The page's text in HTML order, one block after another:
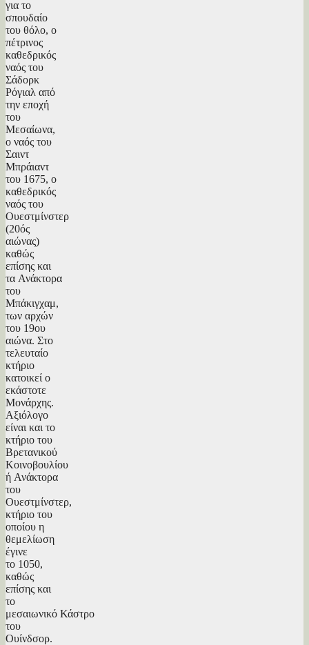
για το
σπουδαίο
του θόλο, ο
πέτρινος
καθεδρικός
ναός του
Σάδορκ
Ρόγιαλ από
την εποχή
του
Μεσαίωνα,
ο ναός του
Σαιντ
Μπράιαντ
του 1675, ο
καθεδρικός
ναός του
Ουεστμίνστερ
(20ός
αιώνας)
καθώς
επίσης και
τα Ανάκτορα
του
Μπάκιγχαμ,
των αρχών
του 19ου
αιώνα. Στο
τελευταίο
κτήριο
κατοικεί ο
εκάστοτε
Μονάρχης.
Αξιόλογο
είναι και το
κτήριο του
Βρετανικού
Κοινοβουλίου
ή Ανάκτορα
του
Ουεστμίνστερ,
κτήριο του
οποίου η
θεμελίωση
έγινε
το 1050,
καθώς
επίσης και
το
μεσαιωνικό Κάστρο
του
Ουίνδσορ.